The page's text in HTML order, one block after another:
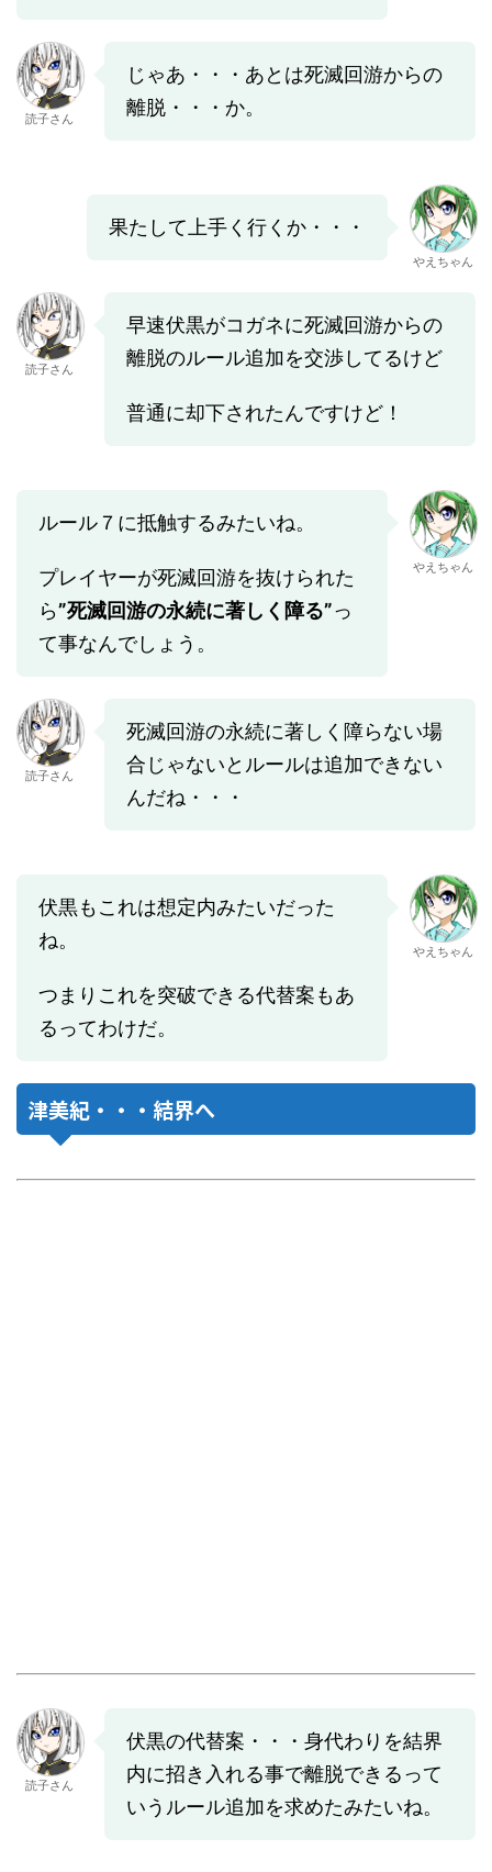
読子さん
じゃあ・・・あとは死滅回游からの
離脱・・・か。
果たして上手く行くか・・・
やえちゃん
読子さん
早速伏黒がコガネに死滅回游からの
離脱のルール追加を交渉してるけど
普通に却下されたんですけど！
ルール７に抵触するみたいね。
プレイヤーが死滅回游を抜けられた
ら”死滅回游の永続に著しく障る”っ
て事なんでしょう。
やえちゃん
読子さん
死滅回游の永続に著しく障らない場
合じゃないとルールは追加できない
んだね・・・
伏黒もこれは想定内みたいだった
ね。
つまりこれを突破できる代替案もあ
るってわけだ。
やえちゃん
津美紀・・・結界へ
読子さん
伏黒の代替案・・・身代わりを結界
内に招き入れる事で離脱できるって
いうルール追加を求めたみたいね。